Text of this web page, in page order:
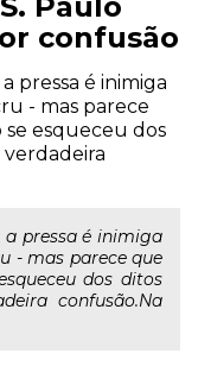
confusão
pressa é inimiga
- mas parece
se esqueceu dos
a pressa é inimiga
- mas parece que
dos ditos
confusão.Na